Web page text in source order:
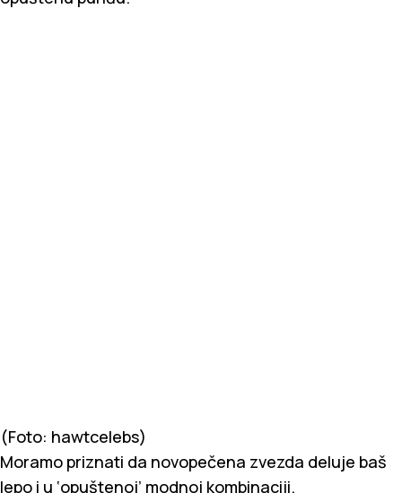
(Foto: hawtcelebs)
Moramo priznati da novopečena zvezda deluje baš
lepo i u ‘opuštenoj’ modnoj kombinaciji.